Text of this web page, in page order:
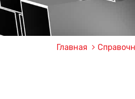
Главная